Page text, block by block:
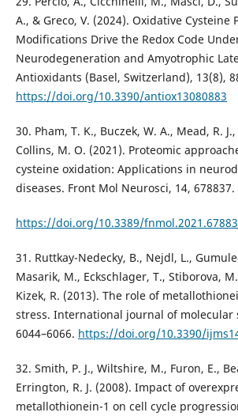
A., & Greco, V. (2024). Oxidative Cysteine
Modifications Drive the Redox Code
Neurodegeneration and Amyotrophic
Antioxidants (Basel, Switzerland), 13(8),
https://doi.org/10.3390/antiox13080883
30. Pham, T. K., Buczek, W. A., Mead, R.
Collins, M. O. (2021). Proteomic
cysteine oxidation: Applications in
diseases. Front Mol Neurosci, 14, 678837.
https://doi.org/10.3389/
31. Ruttkay-Nedecky, B., Nejdl, L.,
Masarik, M., Eckschlager, T., Stiborova,
Kizek, R. (2013). The role of
stress. International journal of molecular
6044–6066. https://doi.org/10.3390/
32. Smith, P. J., Wiltshire, M., Furon, E.,
Errington, R. J. (2008). Impact of
metallothionein-1 on cell cycle